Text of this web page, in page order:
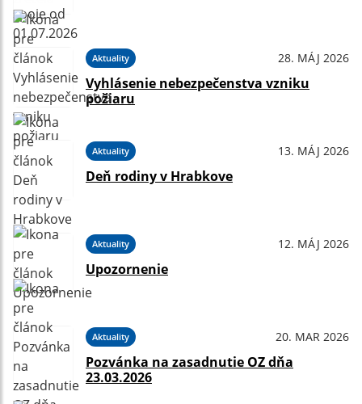
Aktuality 28. MÁJ 2026
Vyhlásenie nebezpečenstva vzniku
požiaru
Aktuality 13. MÁJ 2026
Deň rodiny v Hrabkove
Aktuality 12. MÁJ 2026
Upozornenie
Aktuality 20. MAR 2026
Pozvánka na zasadnutie OZ dňa
23.03.2026